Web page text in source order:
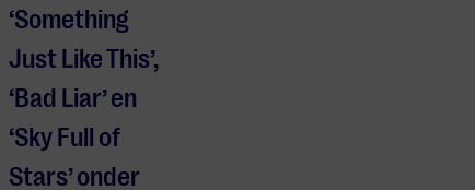
‘Something
Just Like This’,
‘Bad Liar’ en
‘Sky Full of
Stars’ onder